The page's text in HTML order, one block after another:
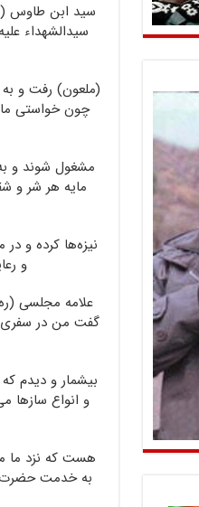
سید ابن طاوس
سیدالشهداء
(ملعون) رفت و
چون خواستی ما
مشغول شوند و
مایه هر شر و
نیزه‌ها کرده و
و
علامه مجلسی
گفت من در سفری
بیشمار و دیدم که
و انواع سازها
هست که نزد ما
به خدمت حضرت